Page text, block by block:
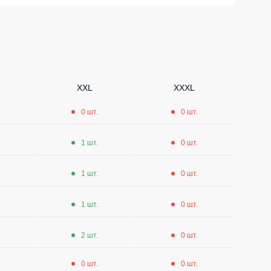
Шорты повседневные
XXL XXXL
0 шт. 0 шт.
1 шт. 0 шт.
1 шт. 0 шт.
1 шт. 0 шт.
2 шт. 0 шт.
0 шт. 0 шт.